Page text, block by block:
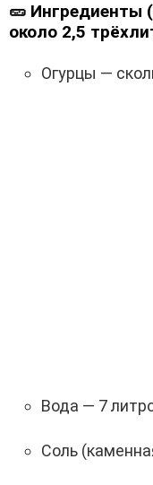
🥒 Ингредиенты
около 2,5
Огурцы —
Вода — 7
Соль